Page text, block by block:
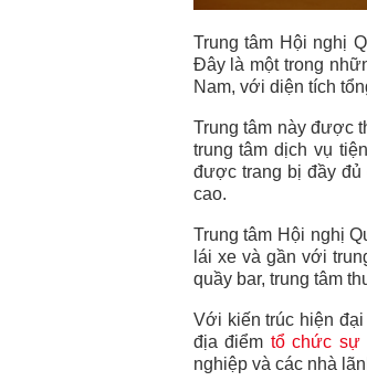
Trung tâm Hội nghị
Đây là một trong
Nam, với diện tích
Trung tâm này được
trung tâm dịch vụ
được trang bị đầy đủ
cao.
Trung tâm Hội nghị
lái xe và gần với
quầy bar, trung tâm
Với kiến trúc hiện
địa điểm tổ chức sự
nghiệp và các nhà